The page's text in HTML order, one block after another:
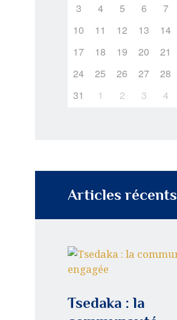
3
4 5 6 7
10
11 12 13 14
17
18 19 20 21
24
25 26 27 28
31
1 2 3 4
Articles récents
Tsedaka : la